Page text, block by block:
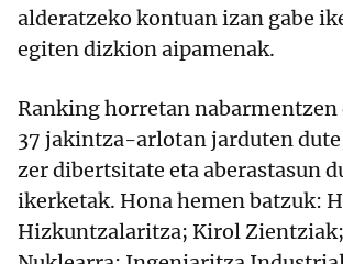
alderatzeko kontuan izan gabe
egiten dizkion aipamenak.
Ranking horretan
37 jakintza-arlotan jarduten
zer dibertsitate eta aberastasun
ikerketak. Hona hemen batzuk:
Hizkuntzalaritza; Kirol